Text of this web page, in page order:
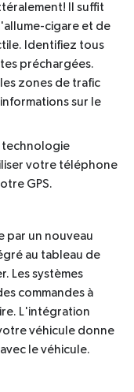
Il suffit
cigare et de
Identifiez tous
préchargées.
zones de trafic
sur le
technologie
votre téléphone
GPS.
par un nouveau
au tableau de
Les systèmes
commandes à
L'intégration
véhicule donne
le véhicule.